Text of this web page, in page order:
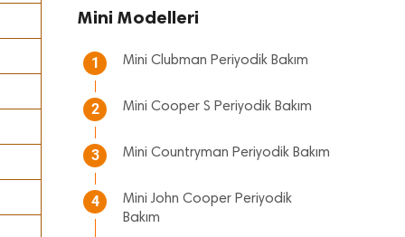
Mini Modelleri
1 Mini Clubman Periyodik Bakım
2 Mini Cooper S Periyodik Bakım
3 Mini Countryman Periyodik Bakım
4
Mini John Cooper Periyodik
Bakım